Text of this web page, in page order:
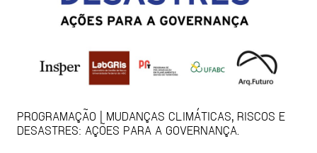
PROGRAMAÇÃO | MUDANÇAS CLIMÁTICAS, RISCOS E
DESASTRES: AÇÕES PARA A GOVERNANÇA.